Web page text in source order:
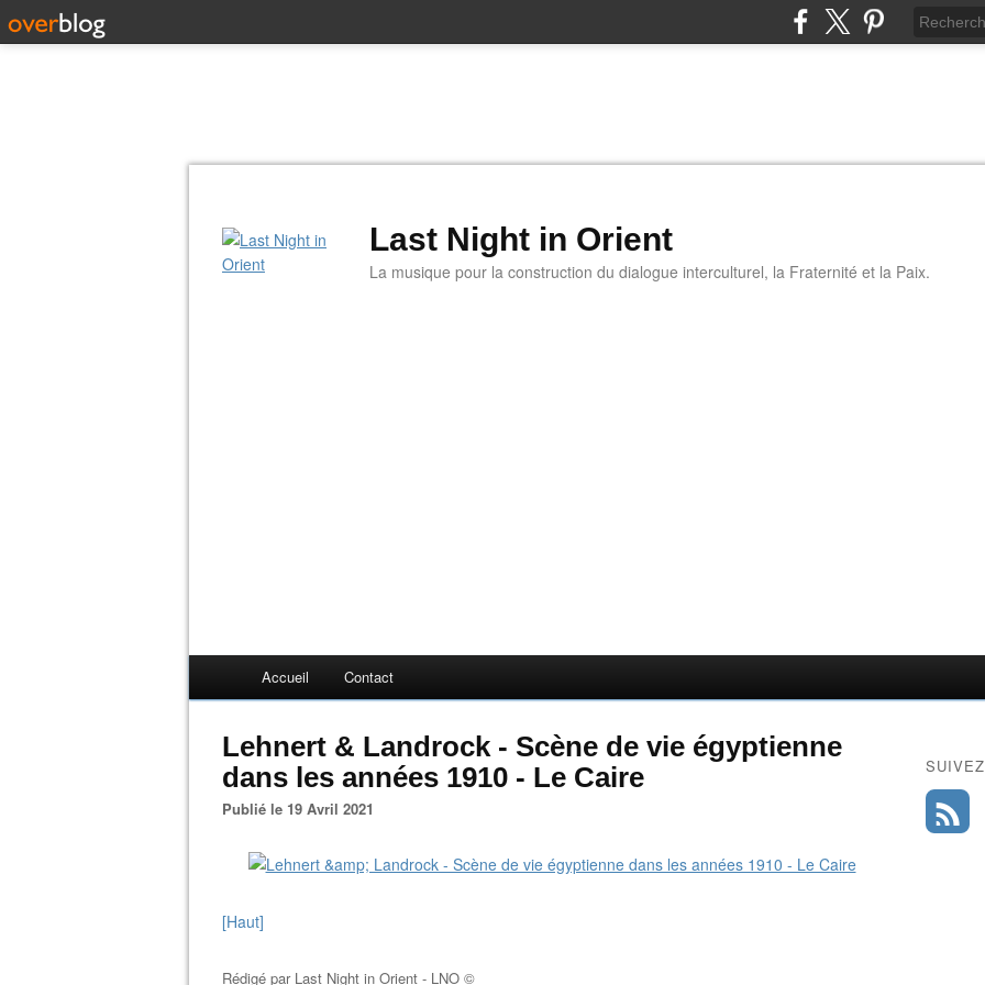
Last Night in Orient
La musique pour la construction du dialogue interculturel, la Fraternité et la Paix.
Accueil Contact
Lehnert & Landrock - Scène de vie égyptienne
dans les années 1910 - Le Caire
Publié le 19 Avril 2021
[Haut]
Rédigé par Last Night in Orient - LNO ©